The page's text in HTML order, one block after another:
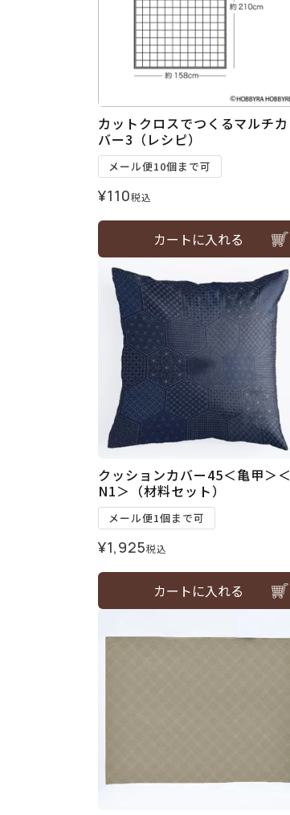
カットクロスでつくるマルチカ
バー3（レシピ）
メール便10個まで可
¥110税込
カートに入れる
クッションカバー45＜亀甲＞＜
N1＞（材料セット）
メール便1個まで可
¥1,925税込
カートに入れる